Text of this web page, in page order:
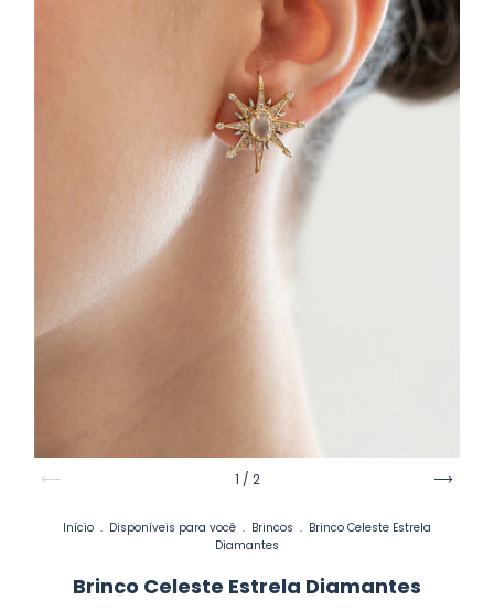
1 / 2
Início . Disponíveis para você . Brincos . Brinco Celeste Estrela
Diamantes
Brinco Celeste Estrela Diamantes